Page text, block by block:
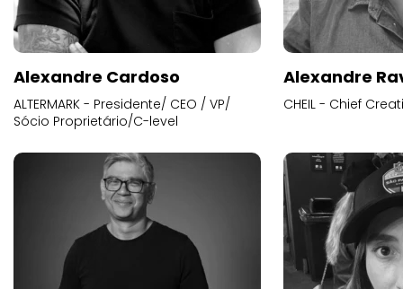
Alexandre Cardoso
ALTERMARK - Presidente/ CEO / VP/
Sócio Proprietário/C-level
Alexandre
CHEIL - Chief